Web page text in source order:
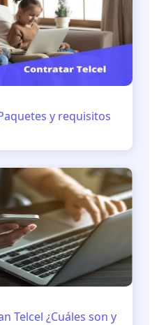
y requisitos
Telcel ¿Cuáles son y